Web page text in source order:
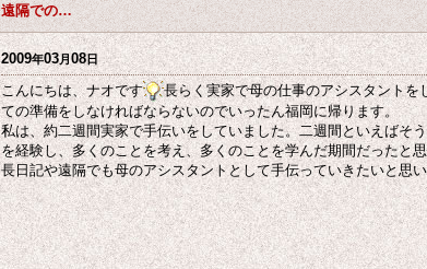
遠隔での…
2009年03月08日
こんにちは、ナオです
長らく実家で母の仕事のアシスタント
ての準備をしなければならないのでいったん福岡に帰ります。
私は、約二週間実家で手伝いをしていました。二週間といえばそ
を経験し、多くのことを考え、多くのことを学んだ期間だったと
長日記や遠隔でも母のアシスタントとして手伝っていきたいと思